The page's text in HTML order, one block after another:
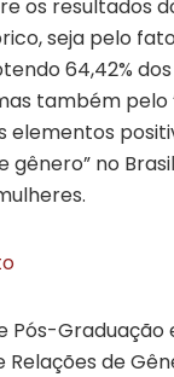
os resultados
seja pelo
64,42%
também
elementos
gênero” no
Graduação
Relações de